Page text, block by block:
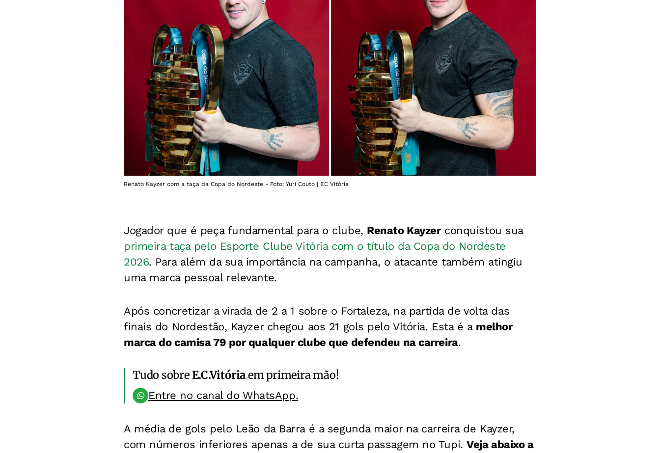
Renato Kayzer com a taça da Copa do Nordeste - Foto: Yuri Couto | EC Vitória
Jogador que é peça fundamental para o clube, Renato Kayzerconquistou sua
primeira taça pelo Esporte Clube Vitória com o título da Copa do Nordeste
2026. Para além da sua importância na campanha, o atacante também atingiu
uma marca pessoal relevante.
Após concretizar a virada de 2 a 1 sobre o Fortaleza, na partida de volta das
finais do Nordestão, Kayzer chegou aos 21 gols pelo Vitória. Esta é a melhor
marca do camisa 79 por qualquer clube que defendeu na carreira.
Tudo sobreE.C.Vitóriaem primeira mão!
Entre no canal do WhatsApp.
A média de gols pelo Leão da Barra é a segunda maior na carreira de Kayzer,
com números inferiores apenas a de sua curta passagem no Tupi.Veja abaixo a